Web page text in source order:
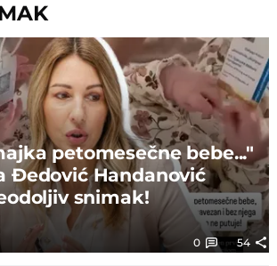
petomesečne bebe..."
Đedović Handanović
snimak!
0 54